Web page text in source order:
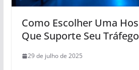
Como Escolher Uma
Que Suporte Seu
29 de julho de 2025